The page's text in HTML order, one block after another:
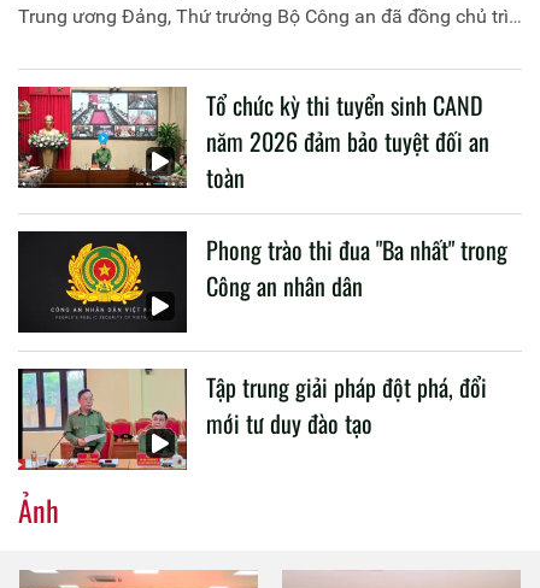
Trung ương Đảng, Thứ trưởng Bộ Công an đã đồng chủ trì
liên quan đến công tác giáo dục và đào tạo của lực lượng
CAND.
Tổ chức kỳ thi tuyển sinh CAND
năm 2026 đảm bảo tuyệt đối an
toàn
Phong trào thi đua "Ba nhất" trong
Công an nhân dân
Tập trung giải pháp đột phá, đổi
mới tư duy đào tạo
Ảnh